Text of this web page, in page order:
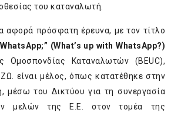
του καταναλωτή.
αφορά πρόσφατη έρευνα, με τον τίτλο
(What’s up with WhatsApp?)
Ομοσπονδίας Καταναλωτών (BEUC),
είναι μέλος, όπως κατατέθηκε στην
μέσω του Δικτύου για τη συνεργασία
μελών της Ε.Ε. στον τομέα της